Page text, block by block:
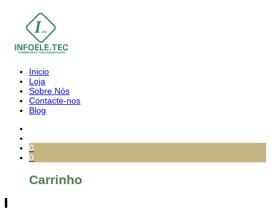
Inicio
Loja
Sobre Nós
Contacte-nos
Blog
0
0
Carrinho